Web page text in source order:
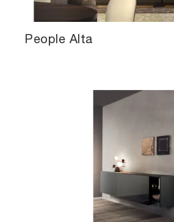
People Alta